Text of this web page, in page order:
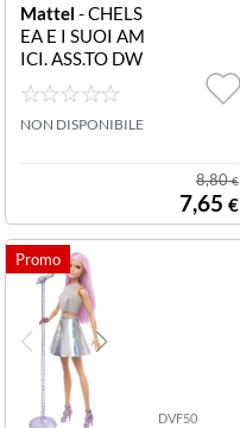
Mattel - CHELS
EA E I SUOI AM
ICI. ASS.TO DW
J33 Chelsea As
s.to
NON DISPONIBILE
8,80€
7,65 €
DVF50